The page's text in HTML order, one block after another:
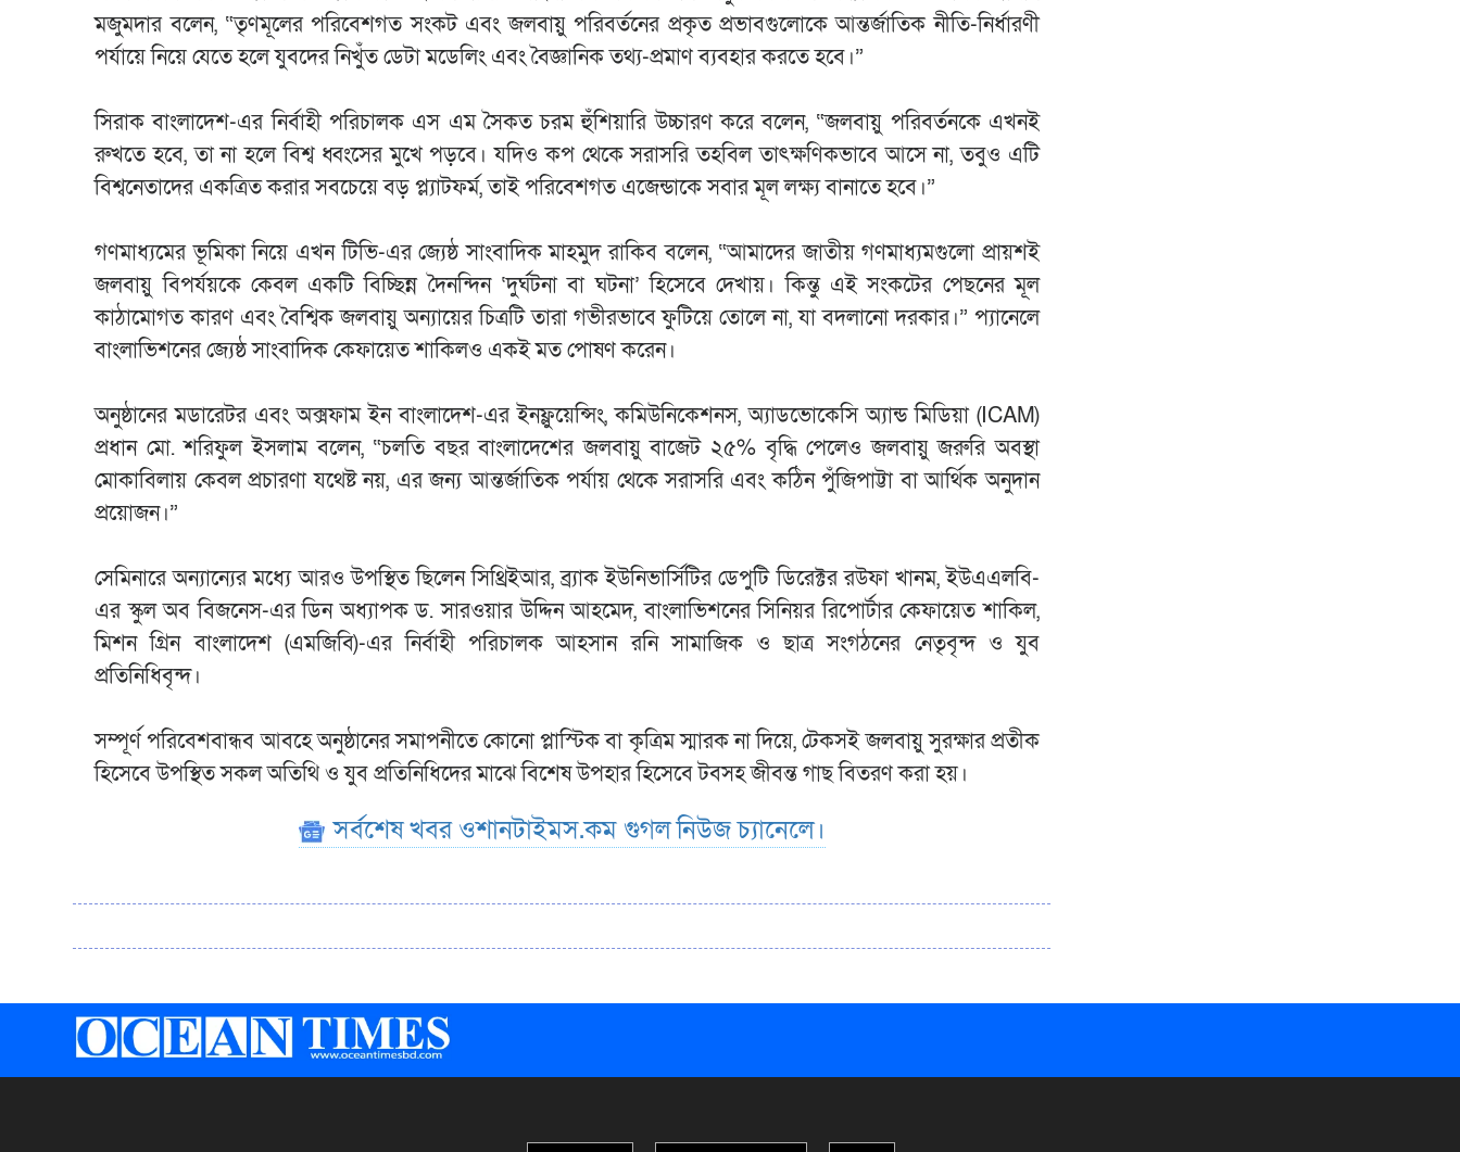
মজুমদার বলেন, “তৃণমূলের পরিবেশগত সংকট এবং জলবায়ু পরিবর্তনের প্রকৃত প্রভাবগুলোকে আন্তর্জাতিক নীতি-নির্ধারণী
পর্যায়ে নিয়ে যেতে হলে যুবদের নিখুঁত ডেটা মডেলিং এবং বৈজ্ঞানিক তথ্য-প্রমাণ ব্যবহার করতে হবে।”
সিরাক বাংলাদেশ-এর নির্বাহী পরিচালক এস এম সৈকত চরম হুঁশিয়ারি উচ্চারণ করে বলেন, “জলবায়ু পরিবর্তনকে এখনই
রুখতে হবে, তা না হলে বিশ্ব ধ্বংসের মুখে পড়বে। যদিও কপ থেকে সরাসরি তহবিল তাৎক্ষণিকভাবে আসে না, তবুও এটি
বিশ্বনেতাদের একত্রিত করার সবচেয়ে বড় প্ল্যাটফর্ম, তাই পরিবেশগত এজেন্ডাকে সবার মূল লক্ষ্য বানাতে হবে।”
গণমাধ্যমের ভূমিকা নিয়ে এখন টিভি-এর জ্যেষ্ঠ সাংবাদিক মাহমুদ রাকিব বলেন, “আমাদের জাতীয় গণমাধ্যমগুলো প্রায়শই
জলবায়ু বিপর্যয়কে কেবল একটি বিচ্ছিন্ন দৈনন্দিন ‘দুর্ঘটনা বা ঘটনা’ হিসেবে দেখায়। কিন্তু এই সংকটের পেছনের মূল
কাঠামোগত কারণ এবং বৈশ্বিক জলবায়ু অন্যায়ের চিত্রটি তারা গভীরভাবে ফুটিয়ে তোলে না, যা বদলানো দরকার।” প্যানেলে
বাংলাভিশনের জ্যেষ্ঠ সাংবাদিক কেফায়েত শাকিলও একই মত পোষণ করেন।
অনুষ্ঠানের মডারেটর এবং অক্সফাম ইন বাংলাদেশ-এর ইনফ্লুয়েন্সিং, কমিউনিকেশনস, অ্যাডভোকেসি অ্যান্ড মিডিয়া (ICAM)
প্রধান মো. শরিফুল ইসলাম বলেন, “চলতি বছর বাংলাদেশের জলবায়ু বাজেট ২৫% বৃদ্ধি পেলেও জলবায়ু জরুরি অবস্থা
মোকাবিলায় কেবল প্রচারণা যথেষ্ট নয়, এর জন্য আন্তর্জাতিক পর্যায় থেকে সরাসরি এবং কঠিন পুঁজিপাট্টা বা আর্থিক অনুদান
প্রয়োজন।”
সেমিনারে অন্যান্যের মধ্যে আরও উপস্থিত ছিলেন সিথ্রিইআর, ব্র্যাক ইউনিভার্সিটির ডেপুটি ডিরেক্টর রউফা খানম, ইউএএলবি-
এর স্কুল অব বিজনেস-এর ডিন অধ্যাপক ড. সারওয়ার উদ্দিন আহমেদ, বাংলাভিশনের সিনিয়র রিপোর্টার কেফায়েত শাকিল,
মিশন গ্রিন বাংলাদেশ (এমজিবি)-এর নির্বাহী পরিচালক আহসান রনি সামাজিক ও ছাত্র সংগঠনের নেতৃবৃন্দ ও যুব
প্রতিনিধিবৃন্দ।
সম্পূর্ণ পরিবেশবান্ধব আবহে অনুষ্ঠানের সমাপনীতে কোনো প্লাস্টিক বা কৃত্রিম স্মারক না দিয়ে, টেকসই জলবায়ু সুরক্ষার প্রতীক
হিসেবে উপস্থিত সকল অতিথি ও যুব প্রতিনিধিদের মাঝে বিশেষ উপহার হিসেবে টবসহ জীবন্ত গাছ বিতরণ করা হয়।
সর্বশেষ খবর ওশানটাইমস.কম গুগল নিউজ চ্যানেলে।